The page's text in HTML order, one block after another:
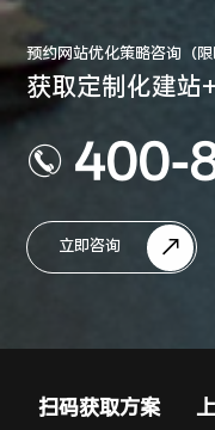
预约网站优化策略咨询（限
获取定制化建站
400-
立即咨询
扫码获取方案